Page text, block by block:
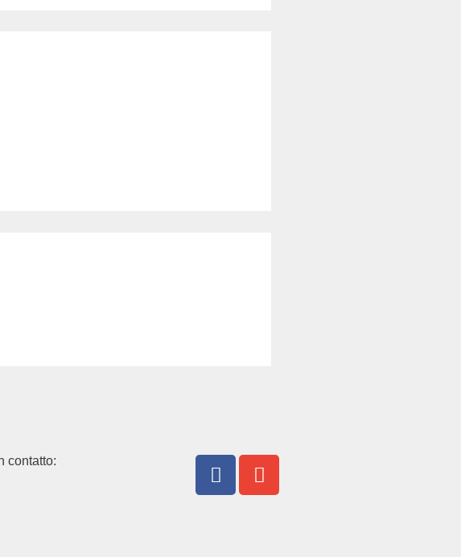
contatto: